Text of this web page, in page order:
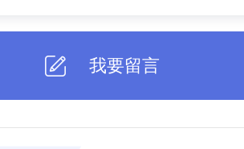
我要留言